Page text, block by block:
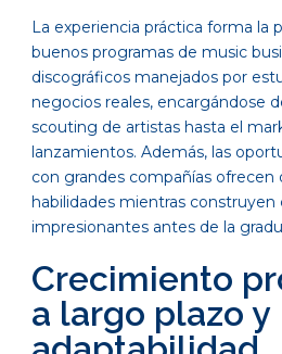
La experiencia práctica forma la
buenos programas de music
discográficos manejados por
negocios reales, encargándose
scouting de artistas hasta el
lanzamientos. Además, las
con grandes compañías ofrecen
habilidades mientras construyen
impresionantes antes de la
Crecimiento
a largo plazo y